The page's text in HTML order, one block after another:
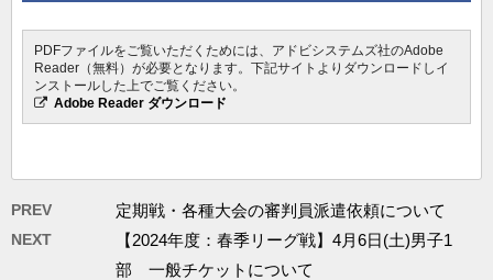
PDFファイルをご覧いただくためには、アドビシステムズ社のAdobe
Reader（無料）が必要となります。下記サイトよりダウンロードしイ
ンストールした上でご覧ください。
Adobe Reader ダウンロード
PREV 定期戦・各種大会の審判員派遣依頼について
NEXT
【2024年度：春季リーグ戦】4月6日(土)男子1
部 一般チケットについて